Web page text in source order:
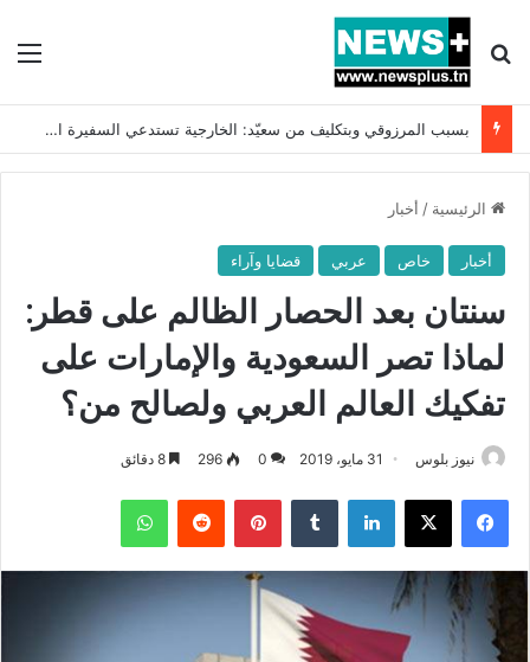
بحث عن
بسبب المرزوقي وبتكليف من سعيّد: الخارجية تستدعي السفيرة الفرنسية بتونس وتبلغها احتجاجا شديد اللهجة !!
الرئيسية / أخبار
أخبار خاص عربي قضايا وآراء
سنتان بعد الحصار الظالم على قطر:
لماذا تصر السعودية والإمارات على
تفكيك العالم العربي ولصالح من؟
نيوز بلوس 31 مايو، 2019 0
296
فيسبوك X لينكدإن بينتيريست واتساب